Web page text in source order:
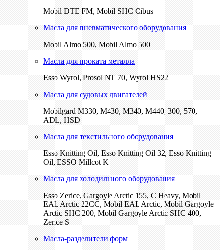
Mobil DTE FM, Mobil SHC Cibus
Масла для пневматического оборудования
Mobil Almo 500, Mobil Almo 500
Масла для проката металла
Esso Wyrol, Prosol NT 70, Wyrol HS22
Масла для судовых двигателей
Mobilgard M330, M430, M340, M440, 300, 570,
ADL, HSD
Масла для текстильного оборудования
Esso Knitting Oil, Esso Knitting Oil 32, Esso Knitting
Oil, ESSO Millcot K
Масла для холодильного оборудования
Esso Zerice, Gargoyle Arctic 155, С Heavy, Mobil
EAL Arctic 22CC, Mobil EAL Arctic, Mobil Gargoyle
Arctic SHC 200, Mobil Gargoyle Arctic SHC 400,
Zerice S
Масла-разделители форм